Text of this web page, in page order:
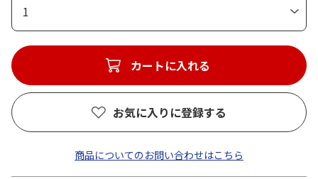
1
カートに入れる
お気に入りに登録する
商品についてのお問い合わせはこちら